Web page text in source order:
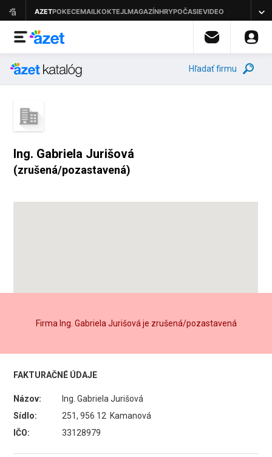
Hľadať firmu
Ing. Gabriela Jurišová
(zrušená/pozastavená)
Firma Ing. Gabriela Jurišová je zrušená/pozastavená
FAKTURAČNÉ ÚDAJE
Názov:
Ing. Gabriela Jurišová
Sídlo:
251, 956 12 Kamanová
IČO:
33128979